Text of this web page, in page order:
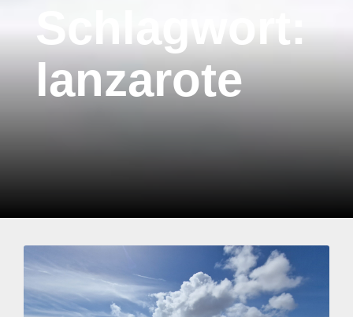
Schlagwort:
lanzarote